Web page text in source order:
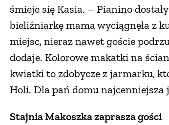
śmieje się Kasia. – Pianino
bieliźniarkę mama wyciągnęła z
miejsc, nieraz nawet goście
dodaje. Kolorowe makatki na
kwiatki to zdobycze z jarmarku,
Holi. Dla pań domu najcenniejsza
Stajnia Makoszka zaprasza gości